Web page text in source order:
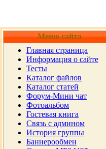
Меню сайта
Главная страница
Информация о сайте
Тесты
Каталог файлов
Каталог статей
Форум-Мини чат
Фотоальбом
Гостевая книга
Cвязь с админом
История группы
Баннерообмен